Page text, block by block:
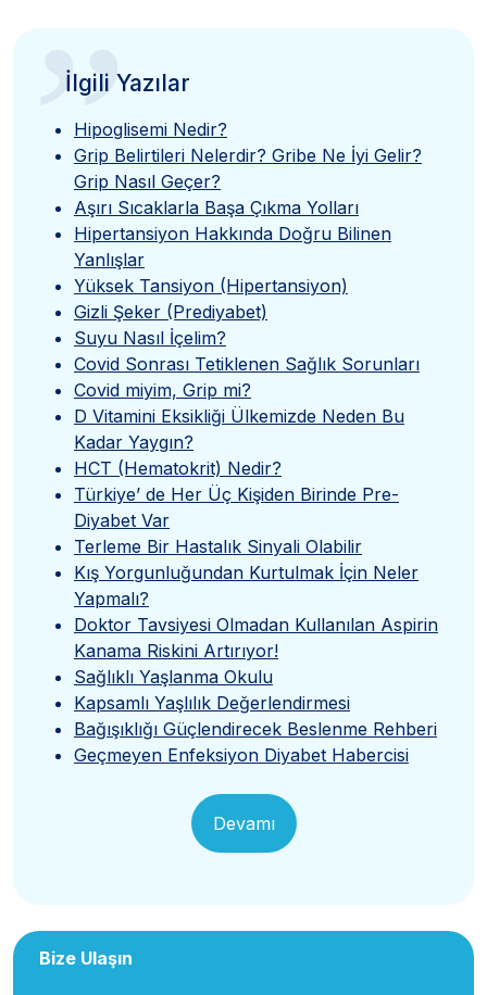
”
İlgili Yazılar
Hipoglisemi Nedir?
Grip Belirtileri Nelerdir? Gribe Ne İyi Gelir?
Grip Nasıl Geçer?
Aşırı Sıcaklarla Başa Çıkma Yolları
Hipertansiyon Hakkında Doğru Bilinen
Yanlışlar
Yüksek Tansiyon (Hipertansiyon)
Gizli Şeker (Prediyabet)
Suyu Nasıl İçelim?
Covid Sonrası Tetiklenen Sağlık Sorunları
Covid miyim, Grip mi?
D Vitamini Eksikliği Ülkemizde Neden Bu
Kadar Yaygın?
HCT (Hematokrit) Nedir?
Türkiye’ de Her Üç Kişiden Birinde Pre-
Diyabet Var
Terleme Bir Hastalık Sinyali Olabilir
Kış Yorgunluğundan Kurtulmak İçin Neler
Yapmalı?
Doktor Tavsiyesi Olmadan Kullanılan Aspirin
Kanama Riskini Artırıyor!
Sağlıklı Yaşlanma Okulu
Kapsamlı Yaşlılık Değerlendirmesi
Bağışıklığı Güçlendirecek Beslenme Rehberi
Geçmeyen Enfeksiyon Diyabet Habercisi
Devamı
Bize Ulaşın